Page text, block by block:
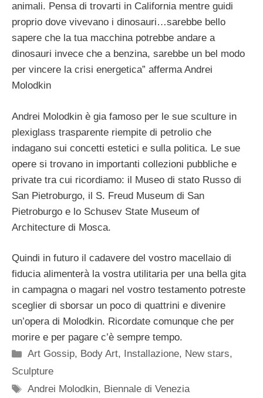
animali. Pensa di trovarti in California mentre guidi
proprio dove vivevano i dinosauri…sarebbe bello
sapere che la tua macchina potrebbe andare a
dinosauri invece che a benzina, sarebbe un bel modo
per vincere la crisi energetica” afferma Andrei
Molodkin
Andrei Molodkin è gia famoso per le sue sculture in
plexiglass trasparente riempite di petrolio che
indagano sui concetti estetici e sulla politica. Le sue
opere si trovano in importanti collezioni pubbliche e
private tra cui ricordiamo: il Museo di stato Russo di
San Pietroburgo, il S. Freud Museum di San
Pietroburgo e lo Schusev State Museum of
Architecture di Mosca.
Quindi in futuro il cadavere del vostro macellaio di
fiducia alimenterà la vostra utilitaria per una bella gita
in campagna o magari nel vostro testamento potreste
sceglier di sborsar un poco di quattrini e divenire
un’opera di Molodkin. Ricordate comunque che per
morire e per pagare c’è sempre tempo.
Categorie
Art Gossip, Body Art, Installazione, New stars,
Sculpture
Tag
Andrei Molodkin, Biennale di Venezia